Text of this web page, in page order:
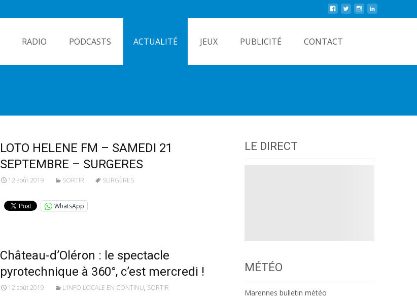
RADIO PODCASTS ACTUALITÉ JEUX PUBLICITÉ CONTACT
LOTO HELENE FM – SAMEDI 21
SEPTEMBRE – SURGERES
12 août 2019 SORTIR SURGÈRES
WhatsApp
Château-d’Oléron : le spectacle
pyrotechnique à 360°, c’est mercredi !
12 août 2019 L'INFO LOCALE EN CONTINU, SORTIR
LE DIRECT
MÉTÉO
Marennes bulletin météo